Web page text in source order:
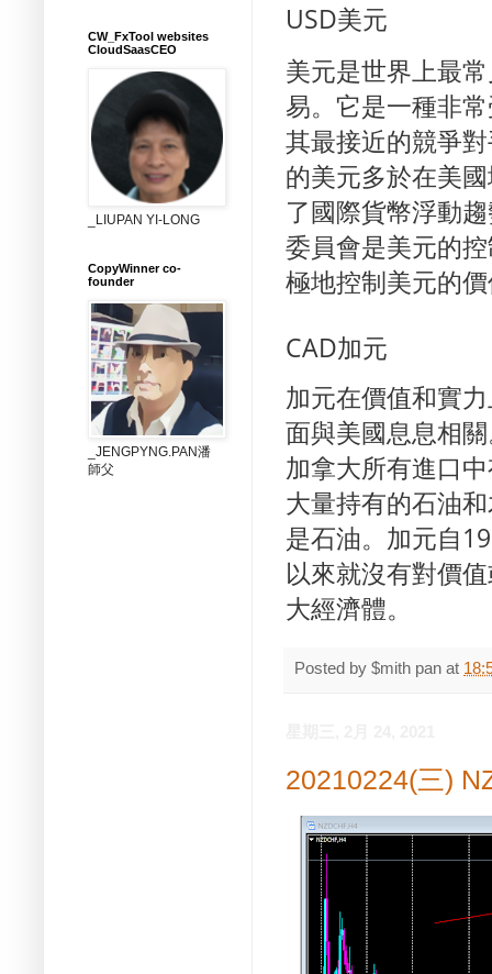
USD美元
美元是世界上最
易。它是一種非
其最接近的競爭
的美元多於在美
了國際貨幣浮動
委員會是美元的
極地控制美元的
CAD加元
加元在價值和實
面與美國息息相
加拿大所有進口
大量持有的石油
是石油。 加元自
以來就沒有對價
大經濟體。
Posted by $mith pan at
20210224(三)
CW_FxTool websites
CloudSaasCEO
_LIUPAN YI-LONG
CopyWinner co-
founder
_JENGPYNG.PAN潘
師父